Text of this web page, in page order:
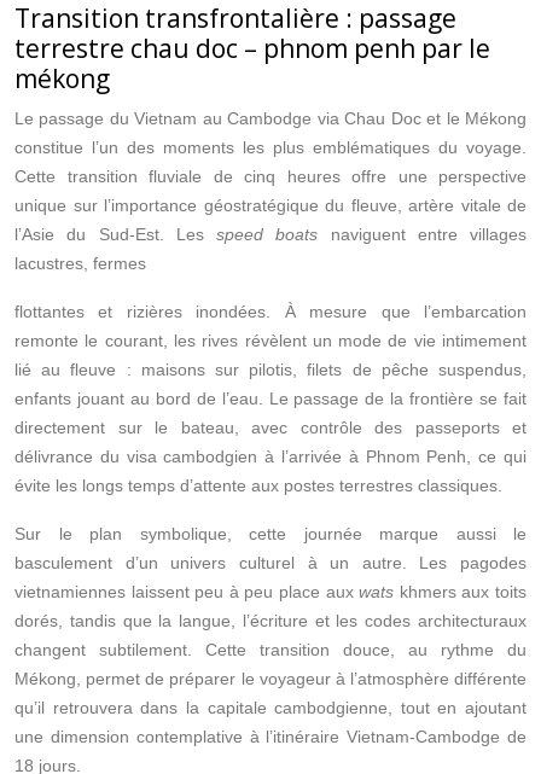
Transition transfrontalière : passage
terrestre chau doc – phnom penh par le
mékong
Le passage du Vietnam au Cambodge via Chau Doc et le Mékong
constitue l’un des moments les plus emblématiques du voyage.
Cette transition fluviale de cinq heures offre une perspective
unique sur l’importance géostratégique du fleuve, artère vitale de
l’Asie du Sud-Est. Les speed boats naviguent entre villages
lacustres, fermes
flottantes et rizières inondées. À mesure que l’embarcation
remonte le courant, les rives révèlent un mode de vie intimement
lié au fleuve : maisons sur pilotis, filets de pêche suspendus,
enfants jouant au bord de l’eau. Le passage de la frontière se fait
directement sur le bateau, avec contrôle des passeports et
délivrance du visa cambodgien à l’arrivée à Phnom Penh, ce qui
évite les longs temps d’attente aux postes terrestres classiques.
Sur le plan symbolique, cette journée marque aussi le
basculement d’un univers culturel à un autre. Les pagodes
vietnamiennes laissent peu à peu place auxwats khmers aux toits
dorés, tandis que la langue, l’écriture et les codes architecturaux
changent subtilement. Cette transition douce, au rythme du
Mékong, permet de préparer le voyageur à l’atmosphère différente
qu’il retrouvera dans la capitale cambodgienne, tout en ajoutant
une dimension contemplative à l’itinéraire Vietnam-Cambodge de
18 jours.